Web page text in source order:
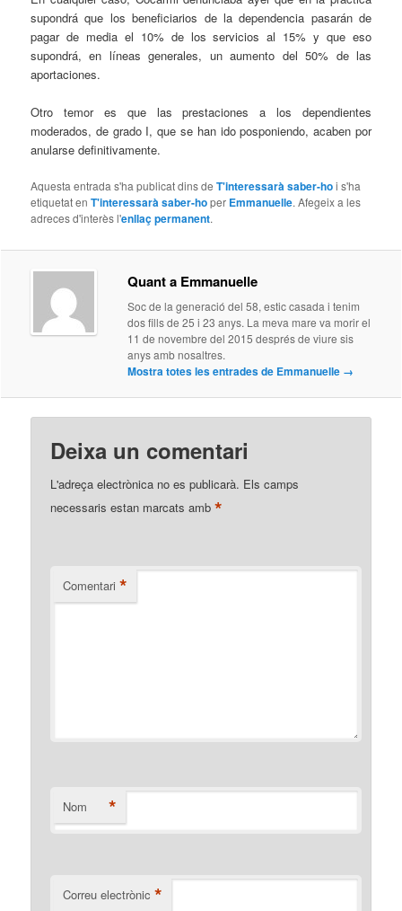
supondrá que los beneficiarios de la dependencia pasarán de
pagar de media el 10% de los servicios al 15% y que eso
supondrá, en líneas generales, un aumento del 50% de las
aportaciones.
Otro temor es que las prestaciones a los dependientes
moderados, de grado I, que se han ido posponiendo, acaben por
anularse definitivamente.
Aquesta entrada s'ha publicat dins deT'interessarà saber-hoi s'ha
etiquetat enT'interessarà saber-hoper Emmanuelle. Afegeix a les
adreces d'interès l'enllaç permanent.
Quant a Emmanuelle
Soc de la generació del 58, estic casada i tenim
dos fills de 25 i 23 anys. La meva mare va morir el
11 de novembre del 2015 després de viure sis
anys amb nosaltres.
Mostra totes les entrades de Emmanuelle →
Deixa un comentari
L'adreça electrònica no es publicarà. Els camps
necessaris estan marcats amb*
Comentari *
Nom *
Correu electrònic *